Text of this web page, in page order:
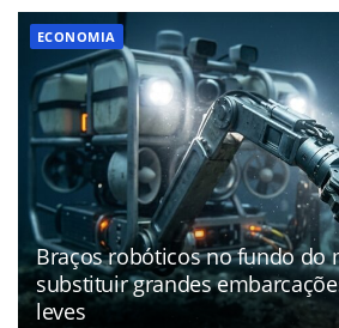
ECONOMIA
Braços robóticos no fundo do
substituir grandes
leves